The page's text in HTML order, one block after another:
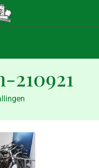
210921